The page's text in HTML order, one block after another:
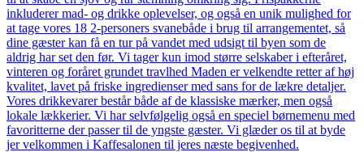
inkluderer mad- og drikke oplevelser, og også en unik mulighed for
at tage vores 18 2-personers svanebåde i brug til arrangementet, så
dine gæster kan få en tur på vandet med udsigt til byen som de
aldrig har set den før. Vi tager kun imod større selskaber i efteråret,
vinteren og foråret grundet travlhed Maden er velkendte retter af høj
kvalitet, lavet på friske ingredienser med sans for de lækre detaljer.
Vores drikkevarer består både af de klassiske mærker, men også
lokale lækkerier. Vi har selvfølgelig også en speciel børnemenu med
favoritterne der passer til de yngste gæster. Vi glæder os til at byde
jer velkommen i Kaffesalonen til jeres næste begivenhed.